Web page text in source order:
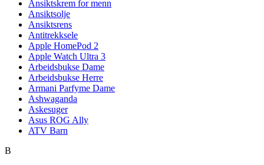
Ansiktskrem for menn
Ansiktsolje
Ansiktsrens
Antitrekksele
Apple HomePod 2
Apple Watch Ultra 3
Arbeidsbukse Dame
Arbeidsbukse Herre
Armani Parfyme Dame
Ashwaganda
Askesuger
Asus ROG Ally
ATV Barn
B